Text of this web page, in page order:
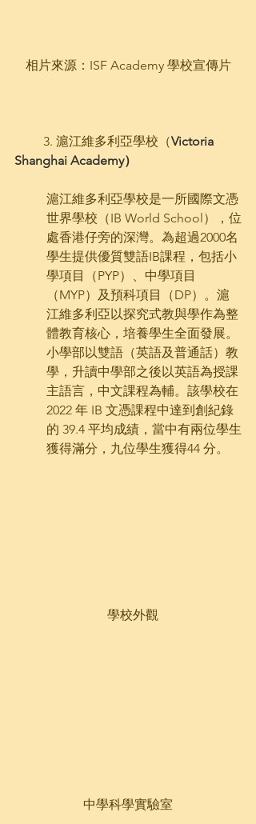
相片來源：ISF Academy 學校宣傳片
         3. 滬江維多利亞學校（
Victoria
Shanghai Academy）
滬江維多利亞學校是一所國際文憑
世界學校（IB World School），位
處香港仔旁的深灣。為超過2000名
學生提供優質雙語IB課程，包括小
學項目（PYP）、中學項目
（MYP）及預科項目（DP）。滬
江維多利亞以探究式教與學作為整
體教育核心，培養學生全面發展。
小學部以雙語（英語及普通話）教
學，升讀中學部之後以英語為授課
主語言，中文課程為輔。該學校在
2022 年 IB 文憑課程中達到創紀錄
的 39.​4​ 平均成績，當中有兩位學生
獲得滿分，九位學生獲得44 分。
   學校外觀
中學科學實驗室